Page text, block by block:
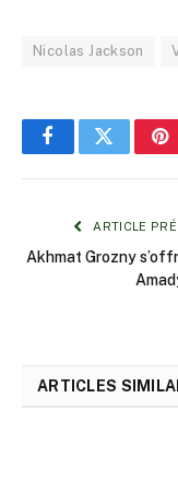
Nicolas Jackson
FacebookTwitter
ARTICLE
Akhmat Grozny
ARTICLES